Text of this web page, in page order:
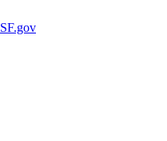
SF.gov